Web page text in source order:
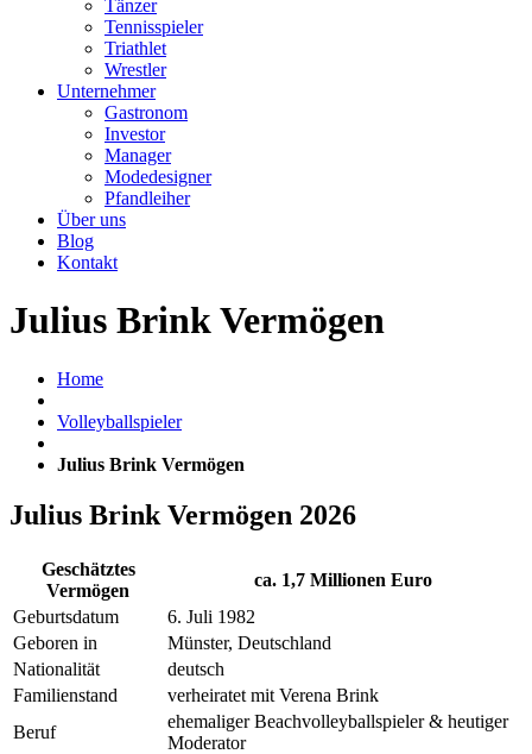
Tänzer
Tennisspieler
Triathlet
Wrestler
Unternehmer
Gastronom
Investor
Manager
Modedesigner
Pfandleiher
Über uns
Blog
Kontakt
Julius Brink Vermögen
Home
Volleyballspieler
Julius Brink Vermögen
Julius Brink Vermögen 2026
Geschätztes
Vermögen
ca. 1,7 Millionen Euro
Geburtsdatum
6. Juli 1982
Geboren in
Münster, Deutschland
Nationalität
deutsch
Familienstand
verheiratet mit Verena Brink
Beruf
ehemaliger Beachvolleyballspieler & heutiger
Moderator